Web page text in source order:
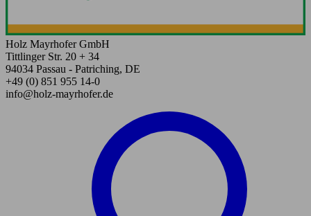
Holz Mayrhofer GmbH
Tittlinger Str. 20 + 34
94034 Passau - Patriching, DE
+49 (0) 851 955 14-0
info@holz-mayrhofer.de